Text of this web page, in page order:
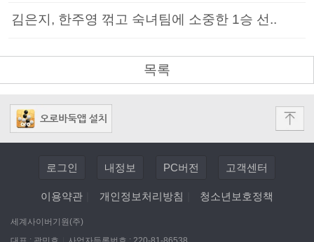
김은지, 한주영 꺾고 숙녀팀에 소중한 1승 선..
목록
로그인 내정보 PC버전 고객센터
이용약관 개인정보처리방침 청소년보호정책
세계사이버기원(주)